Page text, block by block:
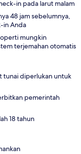
in pada larut malam
48 jam sebelumnya,
in Anda
mungkin
terjemahan otomatis
tunai diperlukan untuk
pemerintah
18 tahun